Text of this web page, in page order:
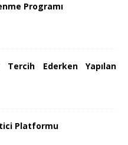
Programı
Ederken Yapılan
Platformu